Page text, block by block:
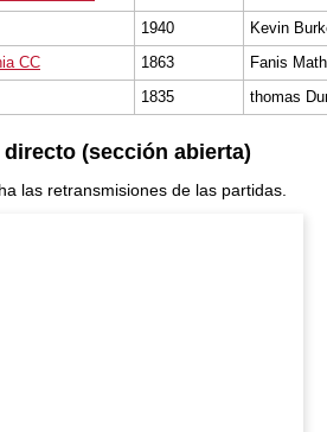
1940
Kevin
CC 1863
Fanis
1835 thomas
(sección abierta)
las retransmisiones de las partidas.